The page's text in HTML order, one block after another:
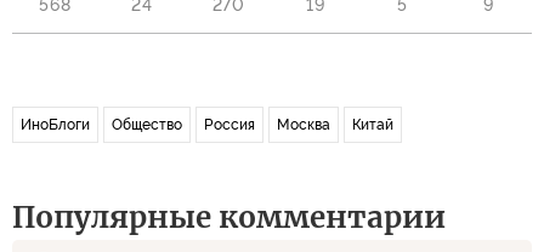
568 24 270 19 5 9
ИноБлоги Общество Россия Москва Китай
Популярные комментарии